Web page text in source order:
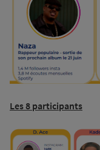
Les 8 participants